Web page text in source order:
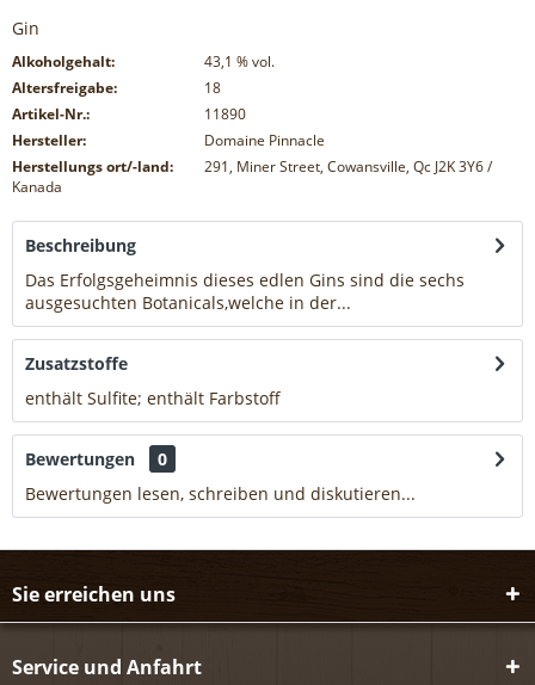
Gin
Alkoholgehalt: 43,1 % vol.
Altersfreigabe:
18
Artikel-Nr.:
11890
Hersteller:
Domaine Pinnacle
Herstellungs ort/-land:
291, Miner Street, Cowansville, Qc J2K 3Y6 /
Kanada
Beschreibung
Das Erfolgsgeheimnis dieses edlen Gins sind die sechs
ausgesuchten Botanicals,welche in der...
Zusatzstoffe
enthält Sulfite; enthält Farbstoff
Bewertungen
0
Bewertungen lesen, schreiben und diskutieren...
Sie erreichen uns
Service und Anfahrt